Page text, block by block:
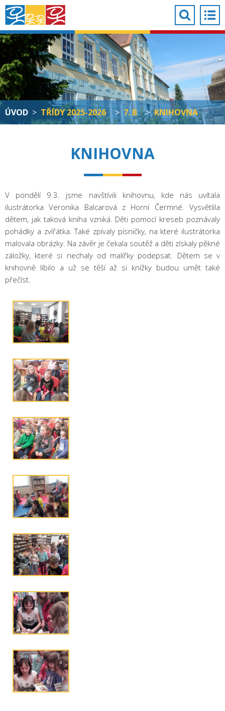
ÚVOD > TŘÍDY 2025-2026 > 7. B > KNIHOVNA
KNIHOVNA
V pondělí 9.3. jsme navštívili knihovnu, kde nás uvítala
ilustrátorka Veronika Balcarová z Horní Čermné. Vysvětlila
dětem, jak taková kniha vzniká. Děti pomocí kreseb poznávaly
pohádky a zvířátka. Také zpívaly písničky, na které ilustrátorka
malovala obrázky. Na závěr je čekala soutěž a děti získaly pěkné
záložky, které si nechaly od malířky podepsat. Dětem se v
knihovně líbilo a už se těší až si knížky budou umět také
přečíst.